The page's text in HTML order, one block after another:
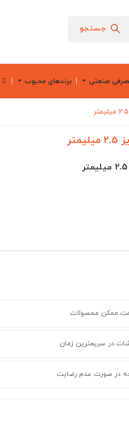
جستجو
صنعتی برندهای محبوب
ممکن محصولات
در سریعترین زمان
در صورت عدم رضایت